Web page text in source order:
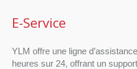
E-Service
YLM offre une ligne
heures sur 24, offrant un